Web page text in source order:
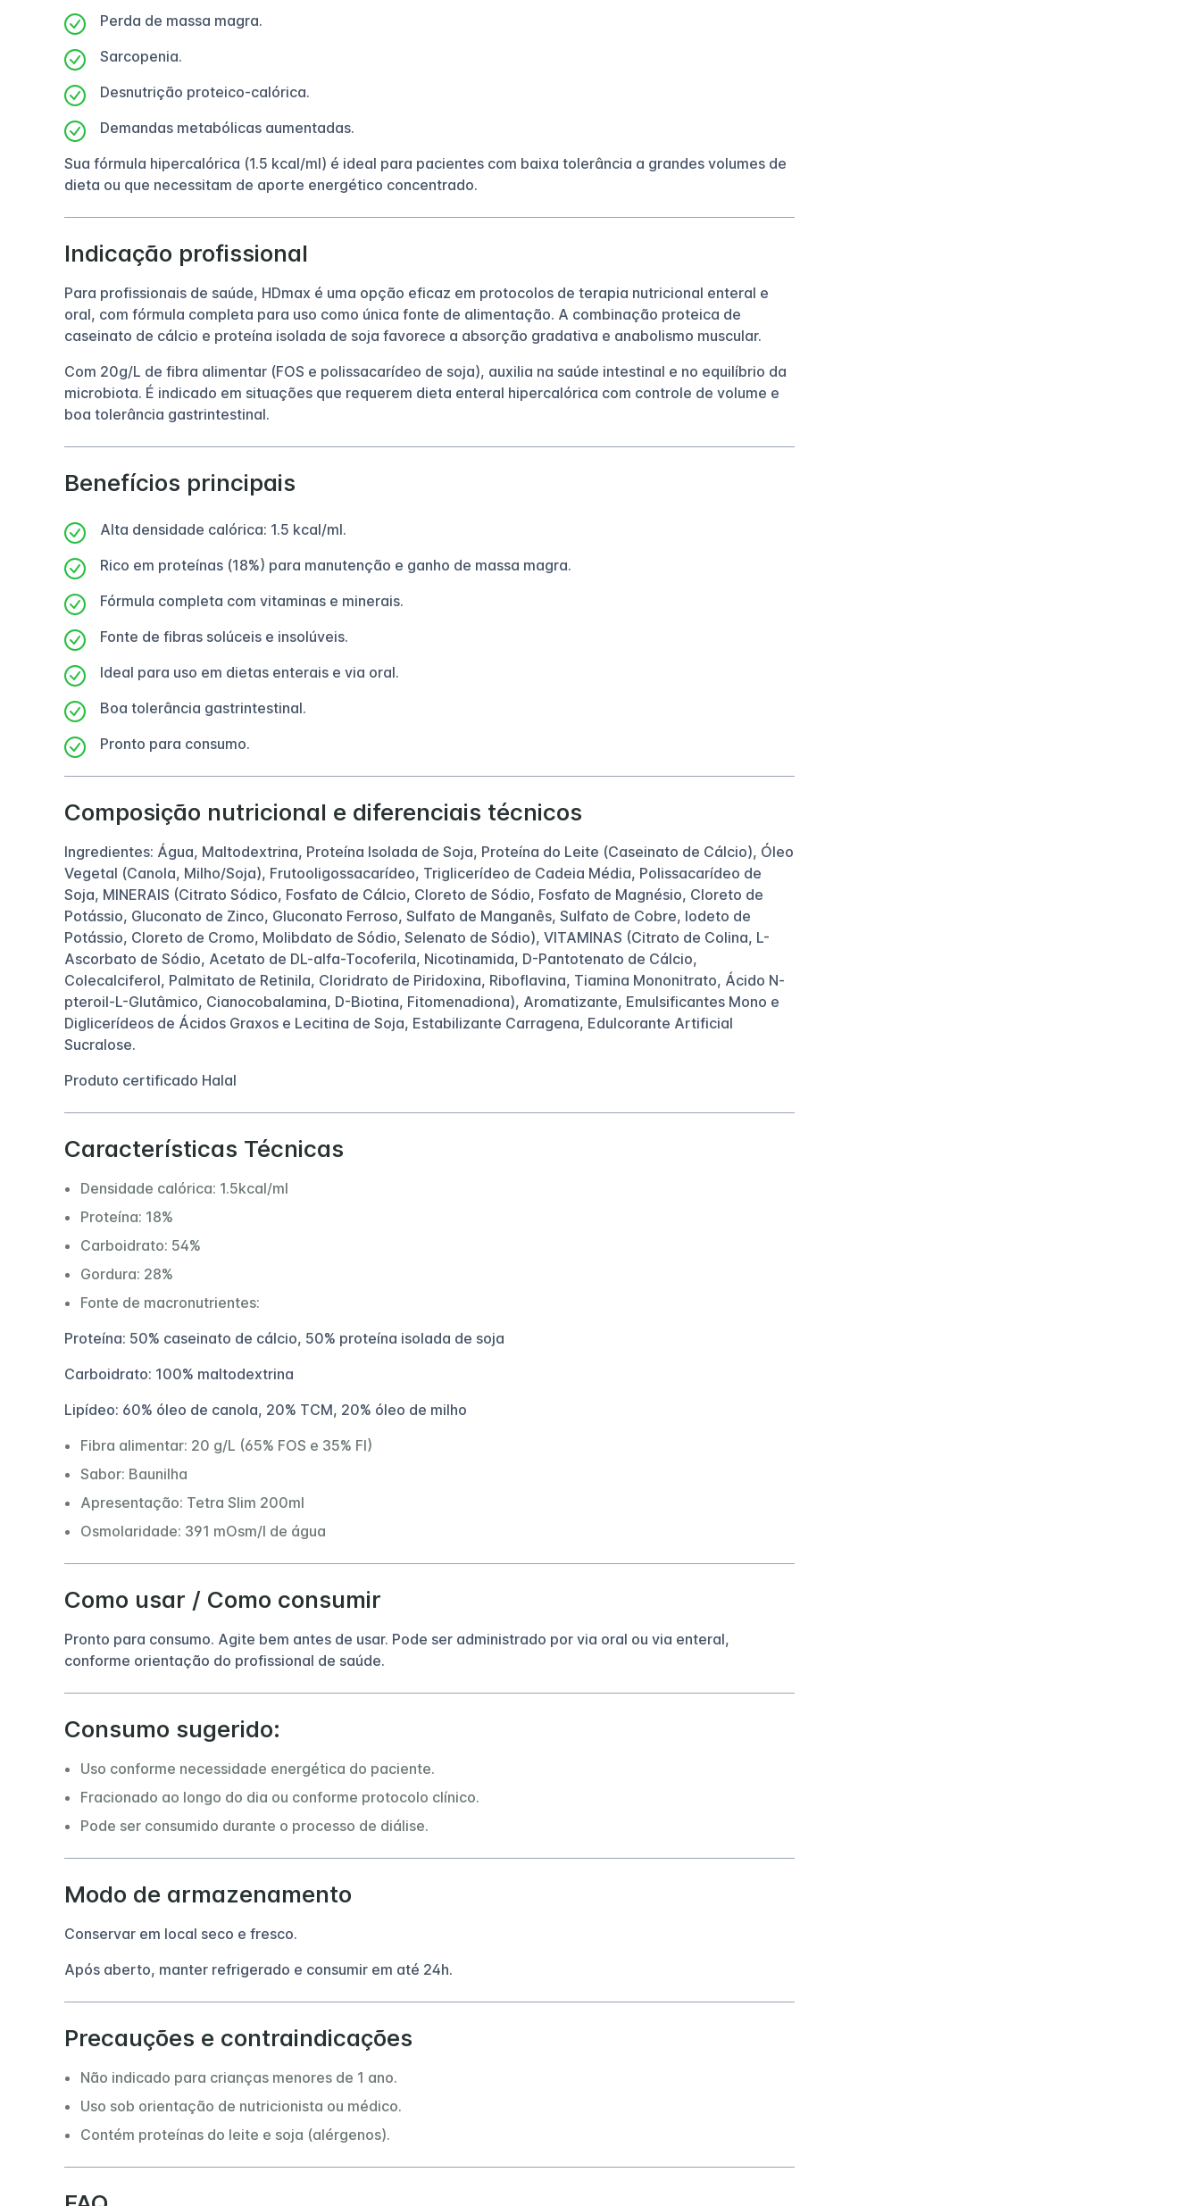
Perda de massa magra.
Sarcopenia.
Desnutrição proteico-calórica.
Demandas metabólicas aumentadas.
Sua fórmula hipercalórica (1.5 kcal/ml) é ideal para pacientes com baixa tolerância a grandes volumes de
dieta ou que necessitam de aporte energético concentrado.
Indicação profissional
Para profissionais de saúde, HDmax é uma opção eficaz em protocolos de terapia nutricional enteral e
oral, com fórmula completa para uso como única fonte de alimentação. A combinação proteica de
caseinato de cálcio e proteína isolada de soja favorece a absorção gradativa e anabolismo muscular.
Com 20g/L de fibra alimentar (FOS e polissacarídeo de soja), auxilia na saúde intestinal e no equilíbrio da
microbiota. É indicado em situações que requerem dieta enteral hipercalórica com controle de volume e
boa tolerância gastrintestinal.
Benefícios principais
Alta densidade calórica: 1.5 kcal/ml.
Rico em proteínas (18%) para manutenção e ganho de massa magra.
Fórmula completa com vitaminas e minerais.
Fonte de fibras solúceis e insolúveis.
Ideal para uso em dietas enterais e via oral.
Boa tolerância gastrintestinal.
Pronto para consumo.
Composição nutricional e diferenciais técnicos
Ingredientes: Água, Maltodextrina, Proteína Isolada de Soja, Proteína do Leite (Caseinato de Cálcio), Óleo
Vegetal (Canola, Milho/Soja), Frutooligossacarídeo, Triglicerídeo de Cadeia Média, Polissacarídeo de
Soja, MINERAIS (Citrato Sódico, Fosfato de Cálcio, Cloreto de Sódio, Fosfato de Magnésio, Cloreto de
Potássio, Gluconato de Zinco, Gluconato Ferroso, Sulfato de Manganês, Sulfato de Cobre, Iodeto de
Potássio, Cloreto de Cromo, Molibdato de Sódio, Selenato de Sódio), VITAMINAS (Citrato de Colina, L-
Ascorbato de Sódio, Acetato de DL-alfa-Tocoferila, Nicotinamida, D-Pantotenato de Cálcio,
Colecalciferol, Palmitato de Retinila, Cloridrato de Piridoxina, Riboflavina, Tiamina Mononitrato, Ácido N-
pteroil-L-Glutâmico, Cianocobalamina, D-Biotina, Fitomenadiona), Aromatizante, Emulsificantes Mono e
Diglicerídeos de Ácidos Graxos e Lecitina de Soja, Estabilizante Carragena, Edulcorante Artificial
Sucralose.
Produto certificado Halal
Características Técnicas
Densidade calórica: 1.5kcal/ml
Proteína: 18%
Carboidrato: 54%
Gordura: 28%
Fonte de macronutrientes:
Proteína: 50% caseinato de cálcio, 50% proteína isolada de soja
Carboidrato: 100% maltodextrina
Lipídeo: 60% óleo de canola, 20% TCM, 20% óleo de milho
Fibra alimentar: 20 g/L (65% FOS e 35% FI)
Sabor: Baunilha
Apresentação: Tetra Slim 200ml
Osmolaridade: 391 mOsm/l de água
Como usar / Como consumir
Pronto para consumo. Agite bem antes de usar. Pode ser administrado por via oral ou via enteral,
conforme orientação do profissional de saúde.
Consumo sugerido:
Uso conforme necessidade energética do paciente.
Fracionado ao longo do dia ou conforme protocolo clínico.
Pode ser consumido durante o processo de diálise.
Modo de armazenamento
Conservar em local seco e fresco.
Após aberto, manter refrigerado e consumir em até 24h.
Precauções e contraindicações
Não indicado para crianças menores de 1 ano.
Uso sob orientação de nutricionista ou médico.
Contém proteínas do leite e soja (alérgenos).